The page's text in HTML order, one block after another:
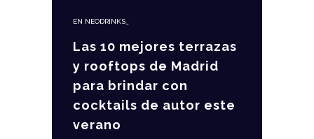
EN NEODRINKS_
Las 10 mejores terrazas
y rooftops de Madrid
para brindar con
cocktails de autor este
verano